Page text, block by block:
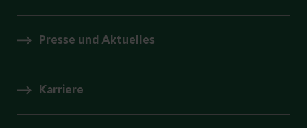
Presse und Aktuelles
Karriere